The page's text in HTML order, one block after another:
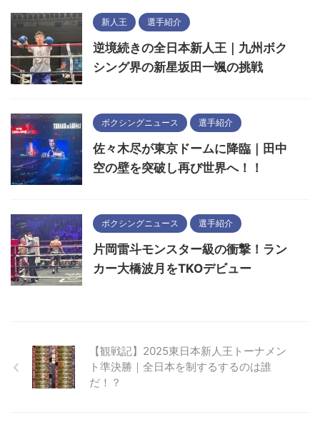
新人王 選手紹介
逆境続きの全日本新人王｜九州ボク
シング界の新星坂田一颯の挑戦
ボクシングニュース 選手紹介
佐々木尽が東京ドームに降臨｜田中
空の壁を突破し再び世界へ！！
ボクシングニュース 選手紹介
片岡雷斗モンスター級の衝撃！ラン
カー大橋波月をTKOデビュー
【観戦記】2025東日本新人王トーナメン
ト準決勝｜全日本を制するするのは誰
だ！？